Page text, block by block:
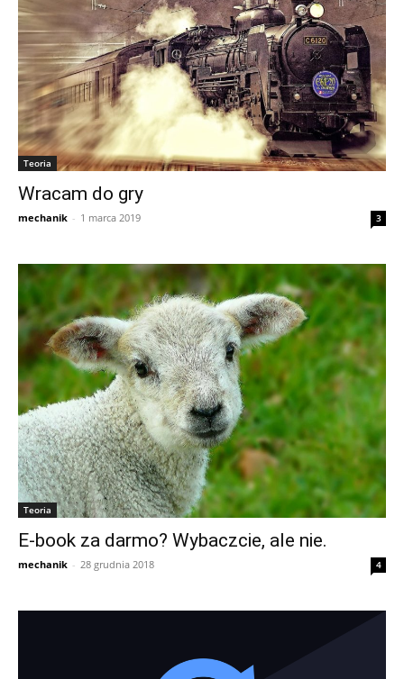
Teoria
Wracam do gry
mechanik - 1 marca 2019 3
Teoria
E-book za darmo? Wybaczcie, ale nie.
mechanik - 28 grudnia 2018 4